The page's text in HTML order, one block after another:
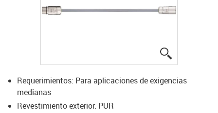
Requerimientos: Para aplicaciones de exigencias
medianas
Revestimiento exterior: PUR